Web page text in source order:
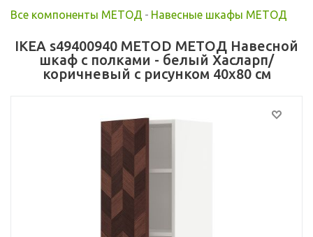
Все компоненты МЕТОД - Навесные шкафы МЕТОД
IKEA s49400940 METOD МЕТОД Навесной
шкаф с полками - белый Хасларп/
коричневый с рисунком 40x80 см